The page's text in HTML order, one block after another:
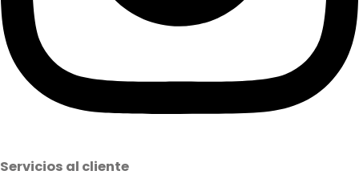
Servicios al cliente